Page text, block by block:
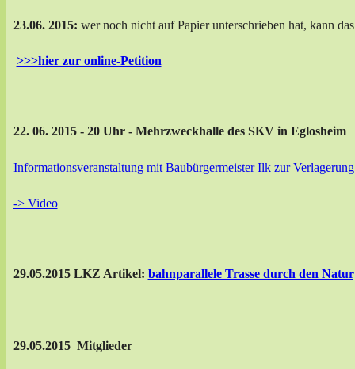
23.06. 2015: wer noch nicht auf Papier unterschrieben hat, kann
>>>hier zur online-Petition
22. 06. 2015 - 20 Uhr - Mehrzweckhalle des SKV in Eglosheim
Informationsveranstaltung mit Baubürgermeister Ilk zur
-> Video
29.05.2015 LKZ Artikel: bahnparallele Trasse durch den
29.05.2015 Mitglieder